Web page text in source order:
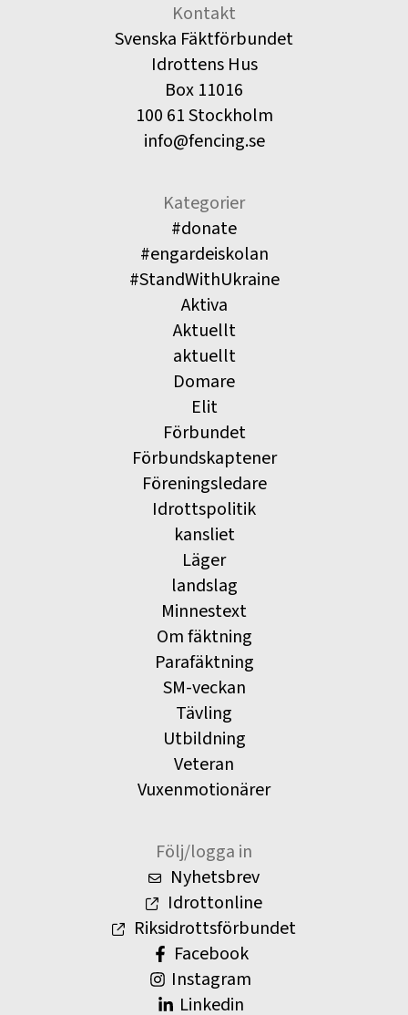
Kontakt
Svenska Fäktförbundet
Idrottens Hus
Box 11016
100 61 Stockholm
info@fencing.se
Kategorier
#donate
#engardeiskolan
#StandWithUkraine
Aktiva
Aktuellt
aktuellt
Domare
Elit
Förbundet
Förbundskaptener
Föreningsledare
Idrottspolitik
kansliet
Läger
landslag
Minnestext
Om fäktning
Parafäktning
SM-veckan
Tävling
Utbildning
Veteran
Vuxenmotionärer
Följ/logga in
Nyhetsbrev
Idrottonline
Riksidrottsförbundet
Facebook
Instagram
Linkedin